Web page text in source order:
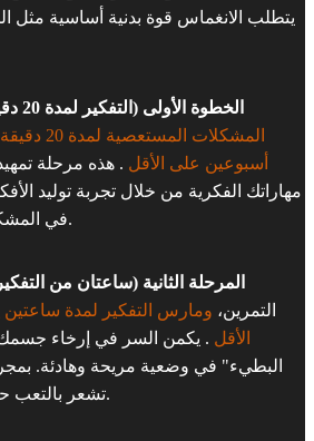
يتطلب الانغماس قوة بدنية أساسية مثل
الخطوة الأولى (التفكير لمدة 20 دقيقة):
المشكلات
أسبوعين على الأقل . هذه مرحلة
مهاراتك الفكرية من خلال تجربة توليد
في المشكلات التي تبدو مستعصية.
المرحلة الثانية (ساعتان من
التمرين، ومارس التفكير لمدة ساعتين
الأقل . يكمن السر في إرخاء جسمك
البطيء" في وضعية مريحة وهادئة.
تشعر بالتعب حتى لو فكرت طوال اليوم.